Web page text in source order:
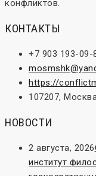
конфликтов.
КОНТАКТЫ
+7 903 193-09-
https://
107207,
НОВОСТИ
2 августа, 2026
институт